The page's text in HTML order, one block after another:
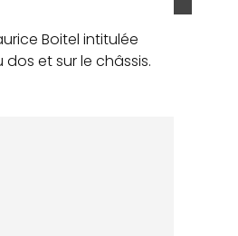
Boitel intitulée
et sur le châssis.